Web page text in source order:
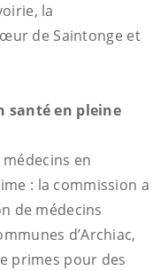
la
de Saintonge et
santé en pleine
en
: la commission a
de médecins
d’Archiac,
primes pour des